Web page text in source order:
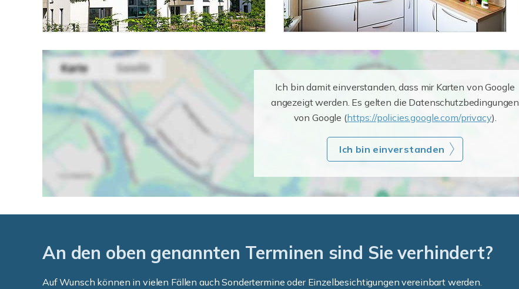
Ich bin damit einverstanden, dass mir Karten von Google
angezeigt werden. Es gelten die Datenschutzbedingungen
von Google (https://policies.google.com/privacy).
Ich bin einverstanden
An den oben genannten Terminen sind Sie verhindert?
Auf Wunsch können in vielen Fällen auch Sondertermine oder Einzelbesichtigungen vereinbart werden.